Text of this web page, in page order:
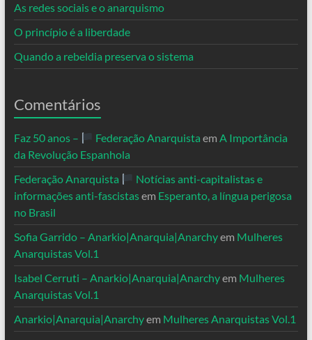
As redes sociais e o anarquismo
O princípio é a liberdade
Quando a rebeldia preserva o sistema
Comentários
Faz 50 anos – Federação Anarquista em A Importância
da Revolução Espanhola
Federação Anarquista
Notícias anti-capitalistas e
informações anti-fascistasem Esperanto, a língua perigosa
no Brasil
Sofia Garrido – Anarkio|Anarquia|Anarchyem Mulheres
Anarquistas Vol.1
Isabel Cerruti – Anarkio|Anarquia|Anarchyem Mulheres
Anarquistas Vol.1
Anarkio|Anarquia|Anarchyem Mulheres Anarquistas Vol.1